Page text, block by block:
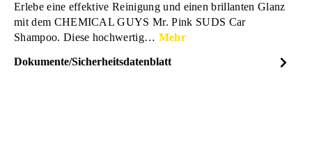
Erlebe eine effektive Reinigung und einen brillanten Glanz
mit dem CHEMICAL GUYS Mr. Pink SUDS Car
Shampoo. Diese hochwertig… Mehr
Dokumente/Sicherheitsdatenblatt